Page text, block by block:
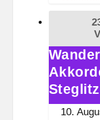
i
i
t
k
n
„600
Akkordeons"
im
Steglitz
10.